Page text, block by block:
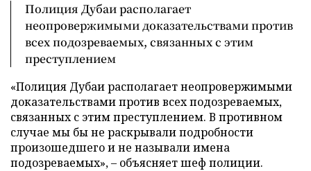
Полиция Дубаи располагает
неопровержимыми доказательствами против
всех подозреваемых, связанных с этим
преступлением
«Полиция Дубаи располагает неопровержимыми
доказательствами против всех подозреваемых,
связанных с этим преступлением. В противном
случае мы бы не раскрывали подробности
произошедшего и не называли имена
подозреваемых», – объясняет шеф полиции.